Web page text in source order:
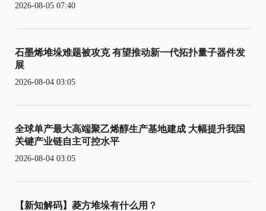
2026-08-05 07:40
石墨烯堆垛难题被攻克 有望推动新一代拓扑量子器件发
展
2026-08-04 03:05
全球单产最大高端聚乙烯醇生产基地建成 大幅提升我国
关键产业链自主可控水平
2026-08-04 03:05
【新知解码】菱方堆垛有什么用？